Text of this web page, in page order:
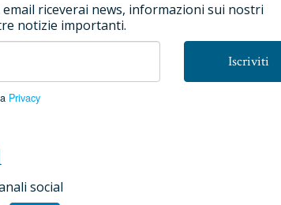
riceverai news, informazioni sui nostri
notizie importanti.
Iscriviti
Privacy
social